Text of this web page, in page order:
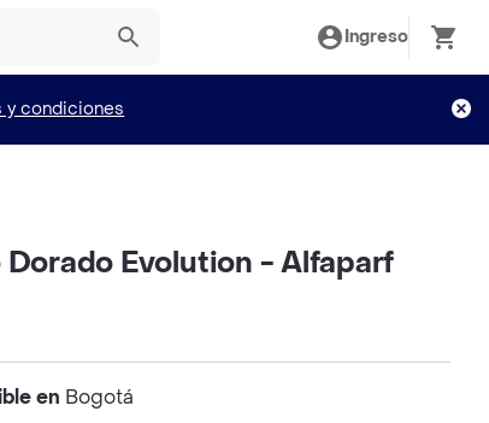
Ingreso
y condiciones
Dorado Evolution - Alfaparf
en Bogotá